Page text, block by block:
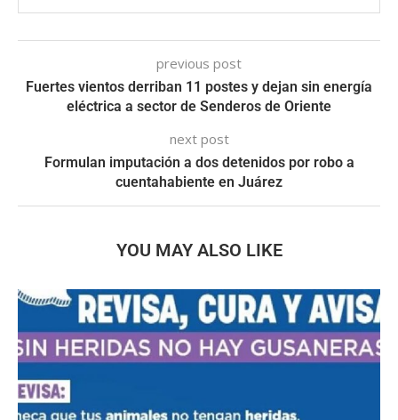
previous post
Fuertes vientos derriban 11 postes y dejan sin energía
eléctrica a sector de Senderos de Oriente
next post
Formulan imputación a dos detenidos por robo a
cuentahabiente en Juárez
YOU MAY ALSO LIKE